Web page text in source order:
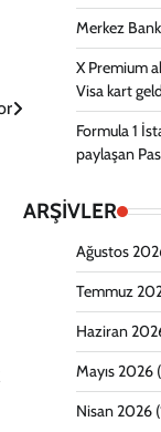
Merkez
X Premium
Visa kart
Formula 1
paylaşan
ARŞİVLER
Ağustos
Temmuz
Haziran
Mayıs 2026
Nisan 2026